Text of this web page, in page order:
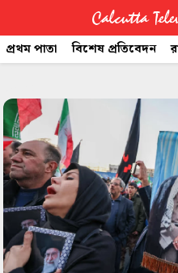
Calcutta
প্রথম পাতা বিশেষ প্রতিবেদন
CTVN
Quick
Links
Legal